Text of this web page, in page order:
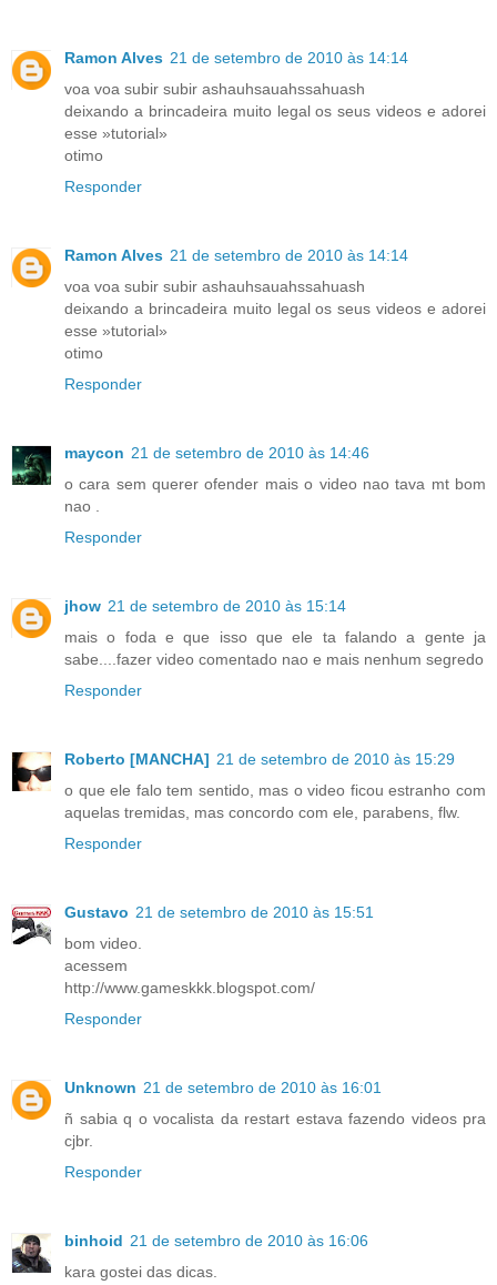
Ramon Alves 21 de setembro de 2010 às 14:14
voa voa subir subir ashauhsauahssahuash
deixando a brincadeira muito legal os seus videos e adorei
esse »tutorial»
otimo
Responder
Ramon Alves 21 de setembro de 2010 às 14:14
voa voa subir subir ashauhsauahssahuash
deixando a brincadeira muito legal os seus videos e adorei
esse »tutorial»
otimo
Responder
maycon 21 de setembro de 2010 às 14:46
o cara sem querer ofender mais o video nao tava mt bom
nao .
Responder
jhow 21 de setembro de 2010 às 15:14
mais o foda e que isso que ele ta falando a gente ja
sabe....fazer video comentado nao e mais nenhum segredo
Responder
Roberto [MANCHA] 21 de setembro de 2010 às 15:29
o que ele falo tem sentido, mas o video ficou estranho com
aquelas tremidas, mas concordo com ele, parabens, flw.
Responder
Gustavo 21 de setembro de 2010 às 15:51
bom video.
acessem
http://www.gameskkk.blogspot.com/
Responder
Unknown 21 de setembro de 2010 às 16:01
ñ sabia q o vocalista da restart estava fazendo videos pra
cjbr.
Responder
binhoid 21 de setembro de 2010 às 16:06
kara gostei das dicas.